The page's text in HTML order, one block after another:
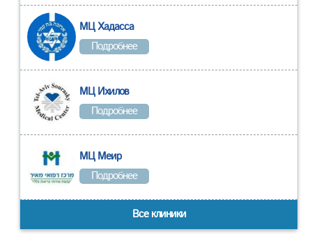
МЦ Хадасса
Подробнее
МЦ Ихилов
Подробнее
МЦ Меир
Подробнее
Все клиники